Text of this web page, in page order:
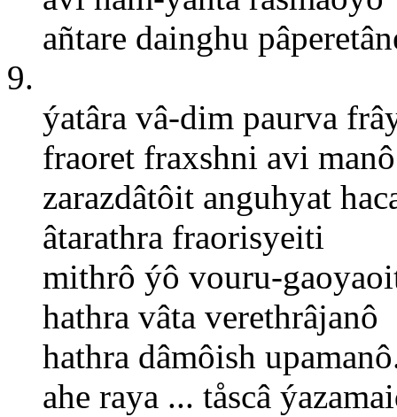
añtare dainghu
9.
ýatâra vâ-dim paurva
fraoret fraxshni avi manô
zarazdâtôit anguhyat
âtarathra fraorisyeiti
mithrô ýô vouru-
hathra vâta verethrâjanô
hathra dâmôish
ahe raya ... tåscâ